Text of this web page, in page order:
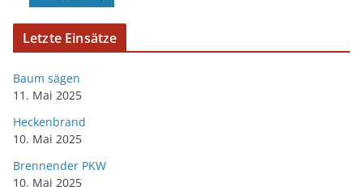
Letzte Einsätze
Baum sägen
11. Mai 2025
Heckenbrand
10. Mai 2025
Brennender PKW
10. Mai 2025